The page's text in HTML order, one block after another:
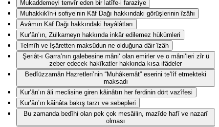
Mukaddemeyi tenvîr eden bir latîfe-i faraziye
Muhakkikîn-i sofiye’nin Kāf Dağı hakkındaki görüşlerinin îzâhı
Avâmın Kāf Dağı hakkındaki hayâlâtları
Kur’ân’ın, Zülkarneyn hakkında inkâr edilemez hükümleri
Telmîh ve İşâretten maksûdun ne olduğuna dâir îzâh
Şeriât-ı Garra’nın galebesine mâni‘ olan emirler ve o mâni‘leri zîr ü
zeber edecek hakîkatler hakkında kısa ifâdeler
Bedîüzzamân Hazretleri’nin “Muhâkemât” eserini te’lîf etmekteki
maksadı
Kur’ân’ın âli meclisine giren kâinâtın her ferdinin dört vazîfesi
Kur’ân’ın kâinâta bakış tarzı ve sebepleri
Bu zamanda bedîhi olan pek çok mesâilin, mazîde hafî ve nazarî
olması